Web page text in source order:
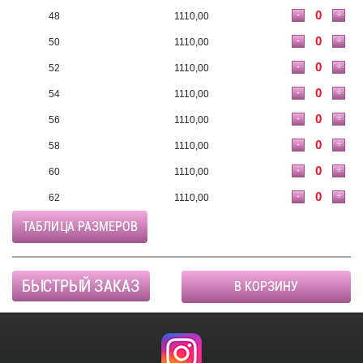
48 1110,00 +
-
50 1110,00 +
-
52 1110,00 +
-
54 1110,00 +
-
56 1110,00 +
-
58 1110,00 +
-
60 1110,00 +
-
62 1110,00 +
-
ТАБЛИЦА РАЗМЕРОВ
БЫСТРЫЙ ЗАКАЗ В КОРЗИНУ